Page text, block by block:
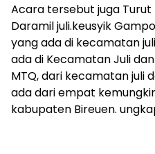
Acara tersebut juga Turut
Daramil juli.keusyik
yang ada di kecamatan
ada di Kecamatan Juli
MTQ, dari kecamatan juli
ada dari empat
kabupaten Bireuen.